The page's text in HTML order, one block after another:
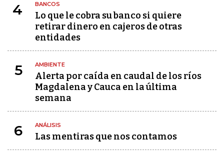
4 BANCOS
Lo que le cobra su banco si quiere
retirar dinero en cajeros de otras
entidades
5 AMBIENTE
Alerta por caída en caudal de los ríos
Magdalena y Cauca en la última
semana
6 ANÁLISIS
Las mentiras que nos contamos